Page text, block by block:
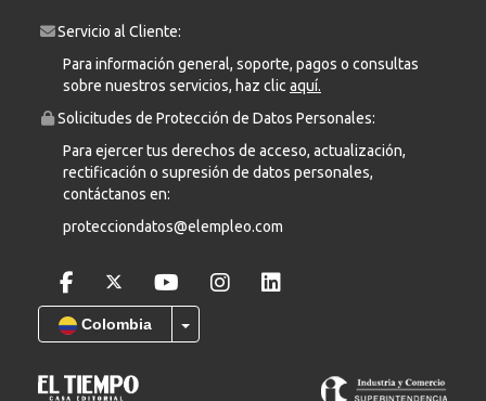
Servicio al Cliente:
Para información general, soporte, pagos o consultas
sobre nuestros servicios, haz clicaquí.
Solicitudes de Protección de Datos Personales:
Para ejercer tus derechos de acceso, actualización,
rectificación o supresión de datos personales,
contáctanos en:
protecciondatos@elempleo.com
Colombia